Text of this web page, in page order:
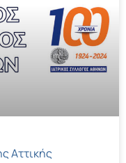
Αττικής